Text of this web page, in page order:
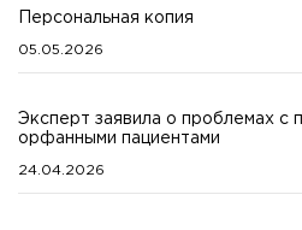
Персональная копия
05.05.2026
Эксперт заявила о проблемах с
орфанными пациентами
24.04.2026